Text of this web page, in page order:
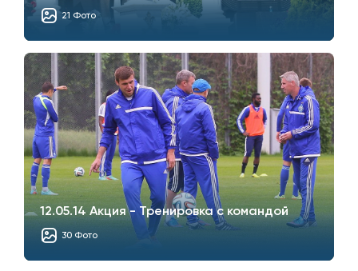
21 Фото
12.05.14 Акция - Тренировка с командой
30 Фото